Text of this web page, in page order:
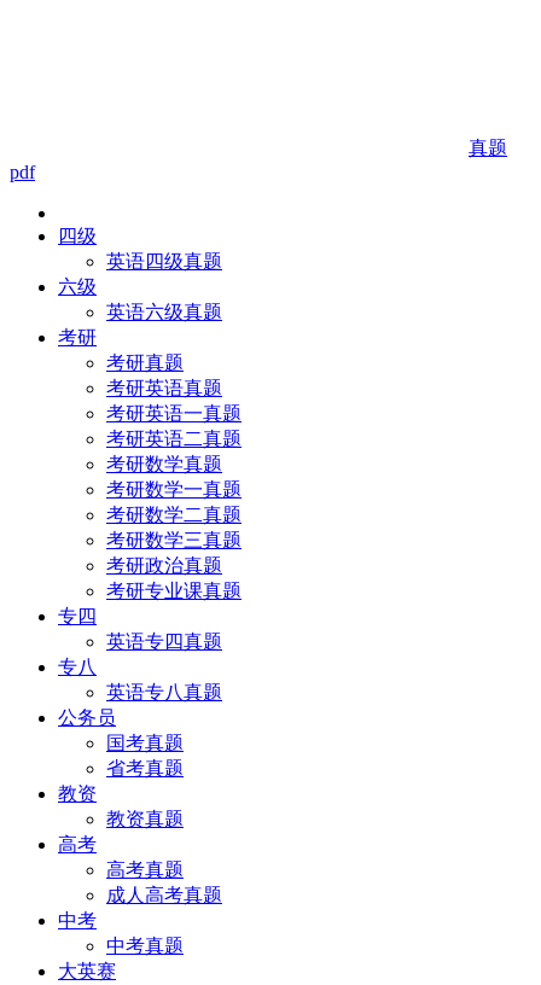
真题
pdf
四级
英语四级真题
六级
英语六级真题
考研
考研真题
考研英语真题
考研英语一真题
考研英语二真题
考研数学真题
考研数学一真题
考研数学二真题
考研数学三真题
考研政治真题
考研专业课真题
专四
英语专四真题
专八
英语专八真题
公务员
国考真题
省考真题
教资
教资真题
高考
高考真题
成人高考真题
中考
中考真题
大英赛